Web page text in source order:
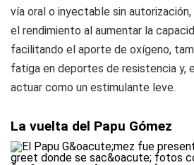
vía oral o inyectable sin
el rendimiento al aumentar la
facilitando el aporte de oxígeno,
fatiga en deportes de resistencia y,
actuar como un estimulante leve.
La vuelta del Papu Gómez